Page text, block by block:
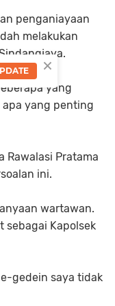
penganiayaan
melakukan
yang
apa yang penting
Rawalasi Pratama
ini.
wartawan.
sebagai Kapolsek
gedein saya tidak
×